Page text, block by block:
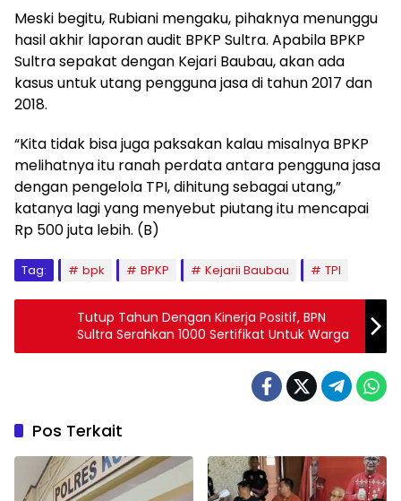
Meski begitu, Rubiani mengaku, pihaknya menunggu
hasil akhir laporan audit BPKP Sultra. Apabila BPKP
Sultra sepakat dengan Kejari Baubau, akan ada
kasus untuk utang pengguna jasa di tahun 2017 dan
2018.
“Kita tidak bisa juga paksakan kalau misalnya BPKP
melihatnya itu ranah perdata antara pengguna jasa
dengan pengelola TPI, dihitung sebagai utang,”
katanya lagi yang menyebut piutang itu mencapai
Rp 500 juta lebih. (B)
Tag: bpk BPKP Kejarii Baubau TPI
Tutup Tahun Dengan Kinerja Positif, BPN
Sultra Serahkan 1000 Sertifikat Untuk Warga
Pos Terkait